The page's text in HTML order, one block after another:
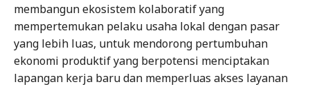
membangun ekosistem kolaboratif yang
mempertemukan pelaku usaha lokal dengan pasar
yang lebih luas, untuk mendorong pertumbuhan
ekonomi produktif yang berpotensi menciptakan
lapangan kerja baru dan memperluas akses layanan